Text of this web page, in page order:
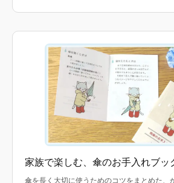
家族で楽しむ、傘のお手入れブッ
傘を長く大切に使うためのコツをまとめた、